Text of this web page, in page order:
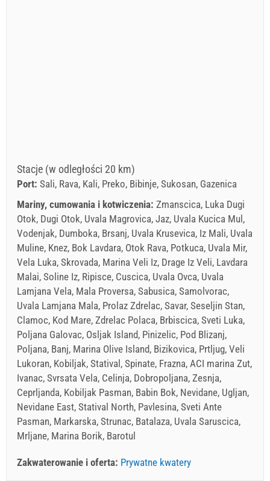
Stacje (w odległości 20 km)
Port: Sali, Rava, Kali, Preko, Bibinje, Sukosan, Gazenica
Mariny, cumowania i kotwiczenia: Zmanscica, Luka Dugi
Otok, Dugi Otok, Uvala Magrovica, Jaz, Uvala Kucica Mul,
Vodenjak, Dumboka, Brsanj, Uvala Krusevica, Iz Mali, Uvala
Muline, Knez, Bok Lavdara, Otok Rava, Potkuca, Uvala Mir,
Vela Luka, Skrovada, Marina Veli Iz, Drage Iz Veli, Lavdara
Malai, Soline Iz, Ripisce, Cuscica, Uvala Ovca, Uvala
Lamjana Vela, Mala Proversa, Sabusica, Samolvorac,
Uvala Lamjana Mala, Prolaz Zdrelac, Savar, Seseljin Stan,
Clamoc, Kod Mare, Zdrelac Polaca, Brbiscica, Sveti Luka,
Poljana Galovac, Osljak Island, Pinizelic, Pod Blizanj,
Poljana, Banj, Marina Olive Island, Bizikovica, Prtljug, Veli
Lukoran, Kobiljak, Statival, Spinate, Frazna, ACI marina Zut,
Ivanac, Svrsata Vela, Celinja, Dobropoljana, Zesnja,
Ceprljanda, Kobiljak Pasman, Babin Bok, Nevidane, Ugljan,
Nevidane East, Statival North, Pavlesina, Sveti Ante
Pasman, Markarska, Strunac, Batalaza, Uvala Saruscica,
Mrljane, Marina Borik, Barotul
Zakwaterowanie i oferta: Prywatne kwatery